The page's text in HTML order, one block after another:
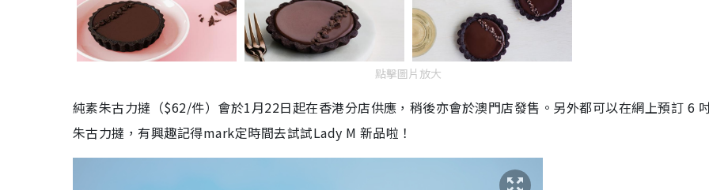
點擊圖片放大
純素朱古力撻（$62/件）會於1月22日起在香港分店供應，稍後亦會於澳門店發售。另外都可以在網上預訂 6
朱古力撻，有興趣記得mark定時間去試試Lady M 新品啦！